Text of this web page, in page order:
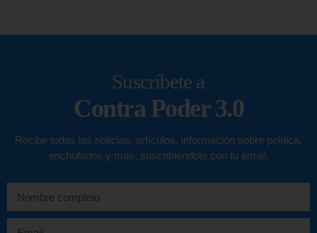
Suscríbete a
Contra Poder 3.0
Recibe todas las noticias, artículos, información sobre política,
enchufados y más, suscribiéndote con tu email.